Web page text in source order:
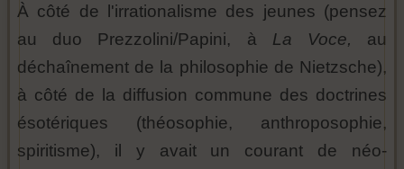
À côté de l'irrationalisme des jeunes (pensez
au duo Prezzolini/Papini, à La Voce, au
déchaînement de la philosophie de Nietzsche),
à côté de la diffusion commune des doctrines
ésotériques (théosophie, anthroposophie,
spiritisme), il y avait un courant de néo-